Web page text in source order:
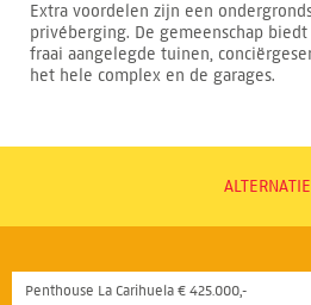
Extra voordelen zijn een
privéberging. De gemeenschap
fraai aangelegde tuinen,
het hele complex en de garages.
Penthouse La Carihuela € 425.000,-